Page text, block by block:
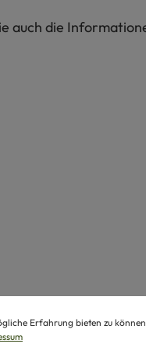
auch die
Erfahrung bieten zu